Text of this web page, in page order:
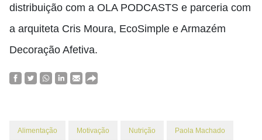
distribuição com a OLA PODCASTS e parceria com
a arquiteta Cris Moura, EcoSimple e Armazém
Decoração Afetiva.
Alimentação Motivação Nutrição Paola Machado